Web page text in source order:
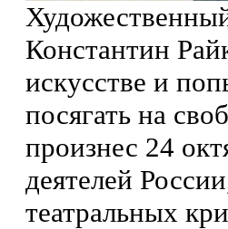
Константин
искусстве и
посягать на
произнес 24
деятелей
театральных